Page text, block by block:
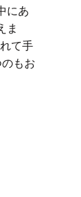
にあ
ま
て手
もお